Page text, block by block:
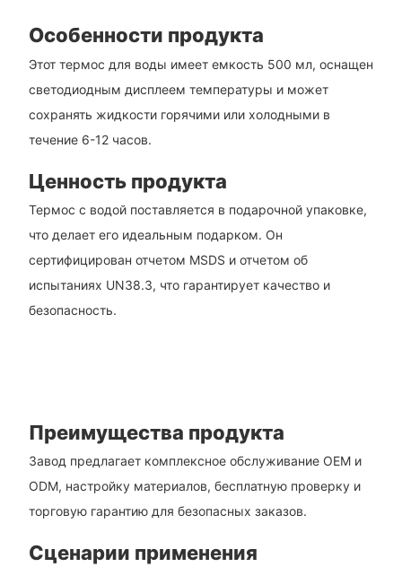
Особенности продукта
Этот термос для воды имеет емкость 500 мл, оснащен
светодиодным дисплеем температуры и может
сохранять жидкости горячими или холодными в
течение 6-12 часов.
Ценность продукта
Термос с водой поставляется в подарочной упаковке,
что делает его идеальным подарком. Он
сертифицирован отчетом MSDS и отчетом об
испытаниях UN38.3, что гарантирует качество и
безопасность.
Преимущества продукта
Завод предлагает комплексное обслуживание OEM и
ODM, настройку материалов, бесплатную проверку и
торговую гарантию для безопасных заказов.
Сценарии применения